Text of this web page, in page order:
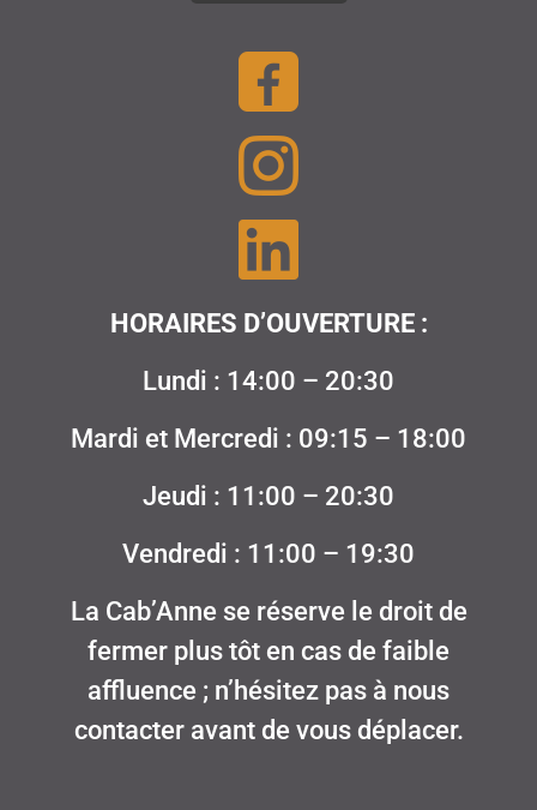
HORAIRES D’OUVERTURE :
Lundi : 14:00 – 20:30
Mardi et Mercredi : 09:15 – 18:00
Jeudi : 11:00 – 20:30
Vendredi : 11:00 – 19:30
La Cab’Anne se réserve le droit de
fermer plus tôt en cas de faible
affluence ; n’hésitez pas à nous
contacter avant de vous déplacer.